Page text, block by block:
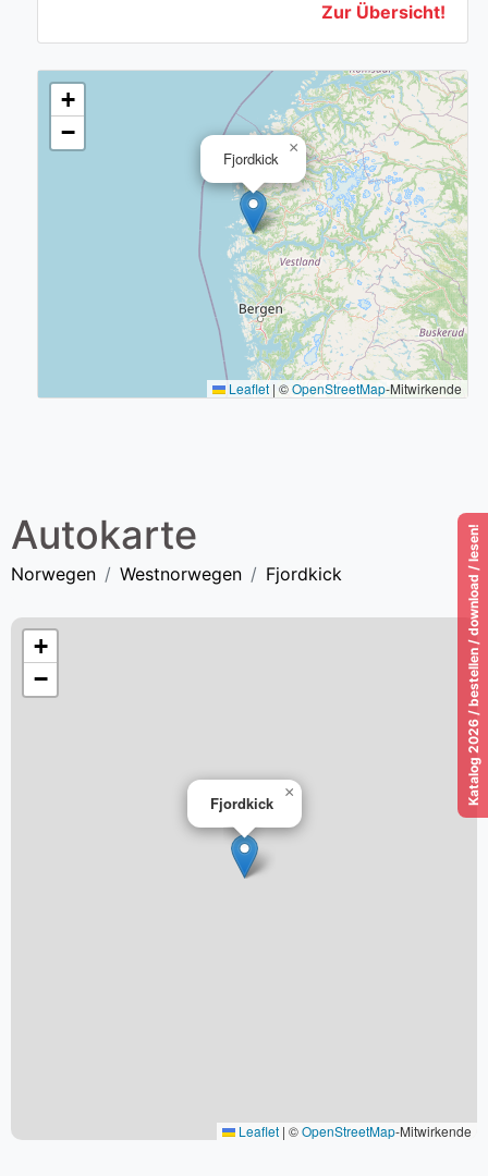
Katalog 2026 / bestellen / download / lesen!
Zur Übersicht!
Fjordkick
×
+
−
Leaflet | ©OpenStreetMap-Mitwirkende
Autokarte
Norwegen Westnorwegen Fjordkick
Fjordkick
×
+
−
Leaflet | ©OpenStreetMap-Mitwirkende